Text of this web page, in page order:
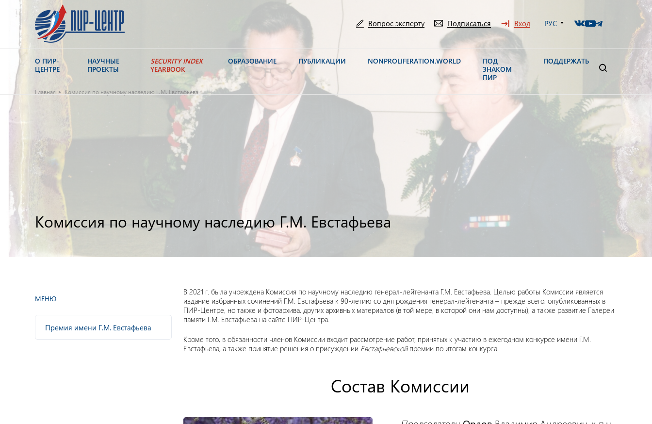
Вопрос эксперту Подписаться Вход РУС
О ПИР-
ЦЕНТРЕ
НАУЧНЫЕ
ПРОЕКТЫ
SECURITY INDEX
YEARBOOK
ОБРАЗОВАНИЕ ПУБЛИКАЦИИ NONPROLIFERATION.WORLD
ПОД
ЗНАКОМ
ПИР
ПОДДЕРЖАТЬ
Главная Комиссия по научному наследию Г.М. Евстафьева
Комиссия по научному наследию Г.М. Евстафьева
МЕНЮ
Премия имени Г.М. Евстафьева
В 2021 г. была учреждена Комиссия по научному наследию генерал-лейтенанта Г.М. Евстафьева. Целью работы Комиссии является
издание избранных сочинений Г.М. Евстафьева к 90-летию со дня рождения генерал-лейтенанта – прежде всего, опубликованных в
ПИР-Центре, но также и фотоархива, других архивных материалов (в той мере, в которой они нам доступны), а также развитие Галереи
памяти Г.М. Евстафьева на сайте ПИР-Центра.
Кроме того, в обязанности членов Комиссии входит рассмотрение работ, принятых к участию в ежегодном конкурсе имени Г.М.
Евстафьева, а также принятие решения о присуждении Евстафьевскойпремии по итогам конкурса.
Состав Комиссии